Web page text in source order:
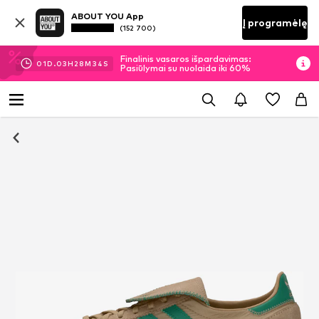
ABOUT YOU App
(152 700) Į programėlę
01D.03H 28M 33 S
Finalinis vasaros išpardavimas:
Pasiūlymai su nuolaida iki 60%